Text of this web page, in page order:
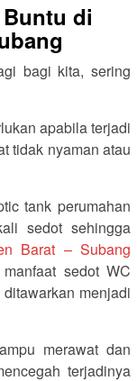
Buntu di
bagi kita, sering
apabila terjadi
tidak nyaman atau
tank perumahan
sedot sehingga
Barat – Subang
sedot WC
menjadi
merawat dan
terjadinya